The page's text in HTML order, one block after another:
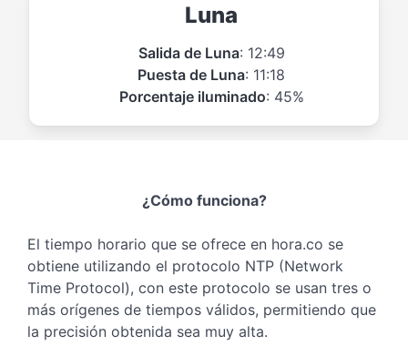
Luna
Salida de Luna: 12:49
Puesta de Luna: 11:18
Porcentaje iluminado: 45%
¿Cómo funciona?
El tiempo horario que se ofrece en hora.co se
obtiene utilizando el protocolo NTP (Network
Time Protocol), con este protocolo se usan tres o
más orígenes de tiempos válidos, permitiendo que
la precisión obtenida sea muy alta.